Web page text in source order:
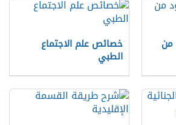
من خصائص علم الاجتماع
الطبي